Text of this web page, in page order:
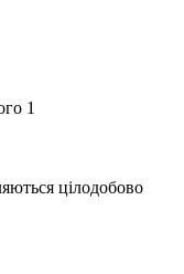
1
цілодобово